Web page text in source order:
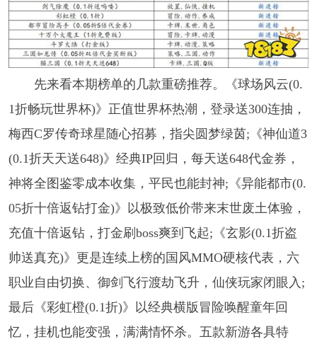
先来看本期榜单的几款重磅推荐。《球场风云(0.
1折畅玩世界杯)》正值世界杯热潮，登录送300连抽，
梅西C罗传奇球星随心招募，指尖圆梦绿茵;《神仙道3
(0.1折天天送648)》经典IP回归，每天送648代金券，
神将全图鉴零成本收集，平民也能封神;《异能都市(0.
05折十倍返钻打金)》以极致低价带来末世废土体验，
充值十倍返钻，打金刷boss爽到飞起;《玄影(0.1折盗
帅送真充)》更是连续上榜的国风MMO硬核代表，六
职业自由切换、御剑飞行渡劫飞升，仙侠玩家闭眼入;
最后《彩虹橙(0.1折)》以经典横版冒险唤醒童年回
忆，挂机也能变强，满满情怀杀。五款新游各具特